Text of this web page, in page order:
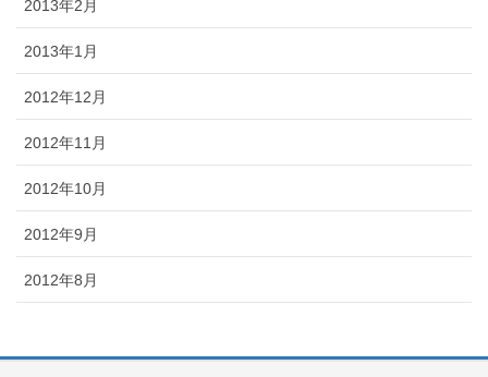
2013年2月
2013年1月
2012年12月
2012年11月
2012年10月
2012年9月
2012年8月